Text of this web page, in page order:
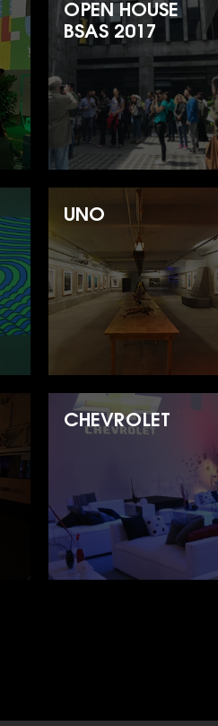
OPEN HOUSE
BSAS 2017
UNO
CHEVROLET